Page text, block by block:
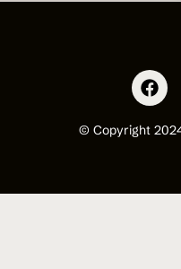
© Copyright